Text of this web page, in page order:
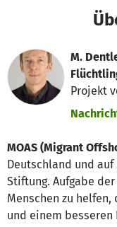
M.
Projekt
MOAS (Migrant
Deutschland und
Stiftung. Aufgabe
Menschen zu
und einem besseren